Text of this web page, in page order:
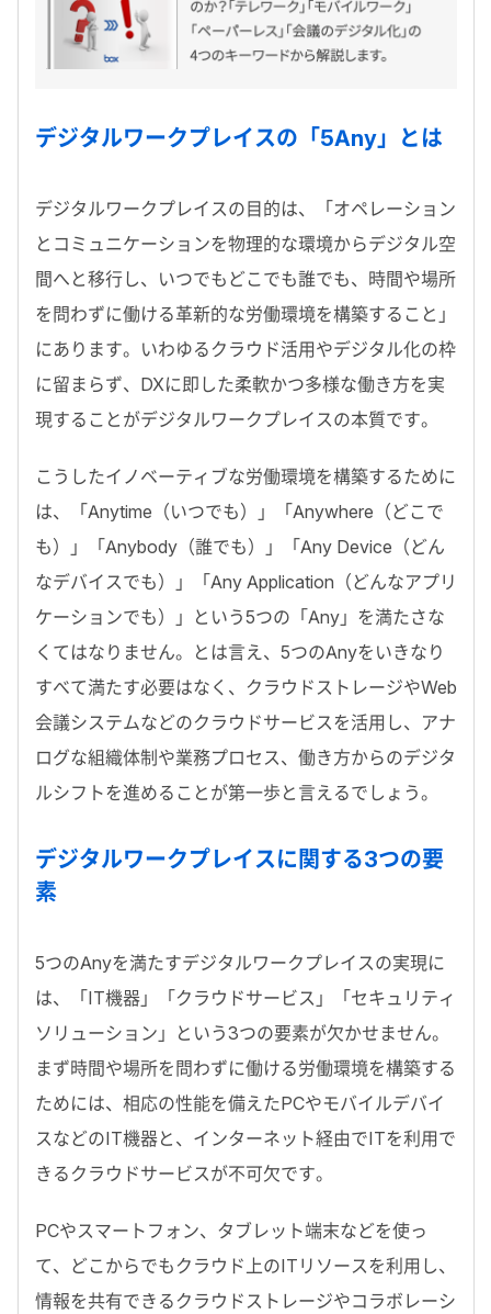
デジタルワークプレイスの「5Any」とは
デジタルワークプレイスの目的は、「オペレーション
とコミュニケーションを物理的な環境からデジタル空
間へと移行し、いつでもどこでも誰でも、時間や場所
を問わずに働ける革新的な労働環境を構築すること」
にあります。いわゆるクラウド活用やデジタル化の枠
に留まらず、DXに即した柔軟かつ多様な働き方を実
現することがデジタルワークプレイスの本質です。
こうしたイノベーティブな労働環境を構築するために
は、「Anytime（いつでも）」「Anywhere（どこで
も）」「Anybody（誰でも）」「Any Device（どん
なデバイスでも）」「Any Application（どんなアプリ
ケーションでも）」という5つの「Any」を満たさな
くてはなりません。とは言え、5つのAnyをいきなり
すべて満たす必要はなく、クラウドストレージやWeb
会議システムなどのクラウドサービスを活用し、アナ
ログな組織体制や業務プロセス、働き方からのデジタ
ルシフトを進めることが第一歩と言えるでしょう。
デジタルワークプレイスに関する3つの要
素
5つのAnyを満たすデジタルワークプレイスの実現に
は、「IT機器」「クラウドサービス」「セキュリティ
ソリューション」という3つの要素が欠かせません。
まず時間や場所を問わずに働ける労働環境を構築する
ためには、相応の性能を備えたPCやモバイルデバイ
スなどのIT機器と、インターネット経由でITを利用で
きるクラウドサービスが不可欠です。
PCやスマートフォン、タブレット端末などを使っ
て、どこからでもクラウド上のITリソースを利用し、
情報を共有できるクラウドストレージやコラボレーシ